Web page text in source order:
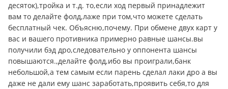
десяток),тройка и т.д. то,если ход первый принадлежит
вам то делайте фолд,лаже при том,что можете сделать
бесплатный чек. Объясню,почему. При обмене двух карт у
вас и вашего противника примерно равные шансы.вы
получили бэд дро,следовательно у оппонента шансы
повышаются.,делайте фолд,ибо вы проиграли,банк
небольшой,а тем самым если парень сделал лаки дро а вы
даже не дали ему шанс заработать,проявить себя,то для